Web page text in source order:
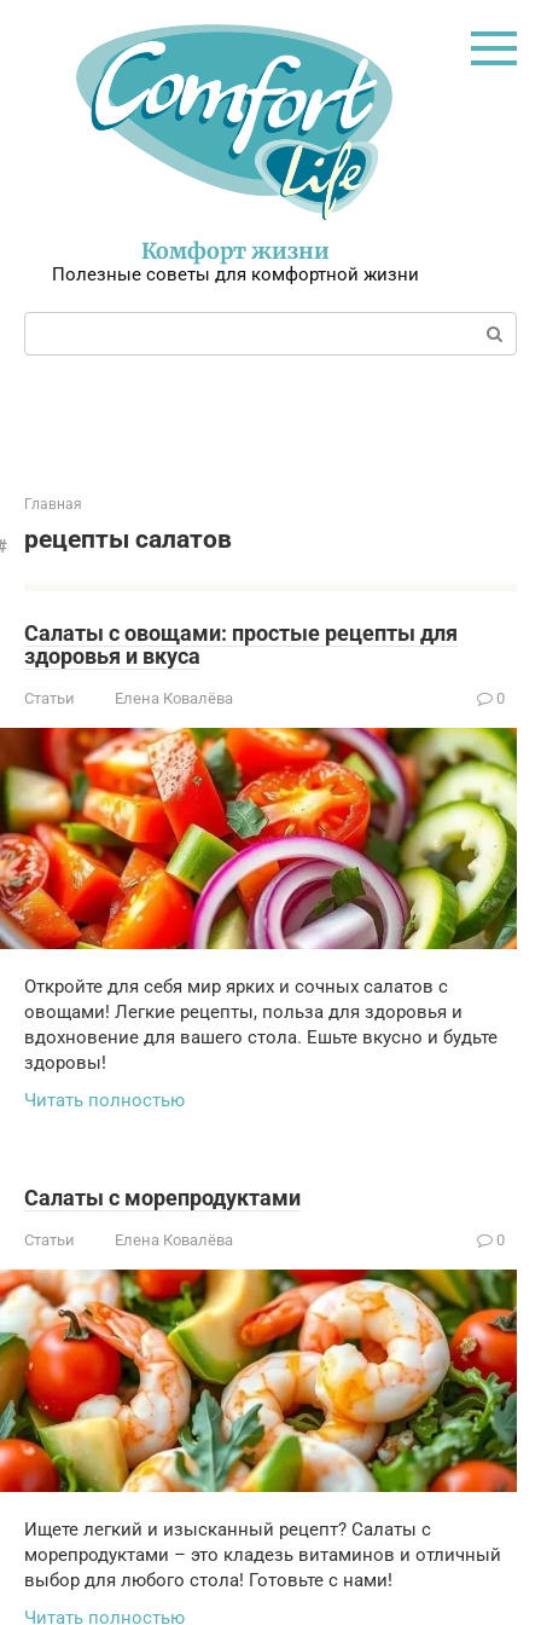
Комфорт жизни
Полезные советы для комфортной жизни
Поиск:
Главная
рецепты салатов
Салаты с овощами: простые рецепты для
здоровья и вкуса
Статьи Елена Ковалёва 0
Откройте для себя мир ярких и сочных салатов с
овощами! Легкие рецепты, польза для здоровья и
вдохновение для вашего стола. Ешьте вкусно и будьте
здоровы!
Читать полностью
Салаты с морепродуктами
Статьи Елена Ковалёва 0
Ищете легкий и изысканный рецепт? Салаты с
морепродуктами – это кладезь витаминов и отличный
выбор для любого стола! Готовьте с нами!
Читать полностью